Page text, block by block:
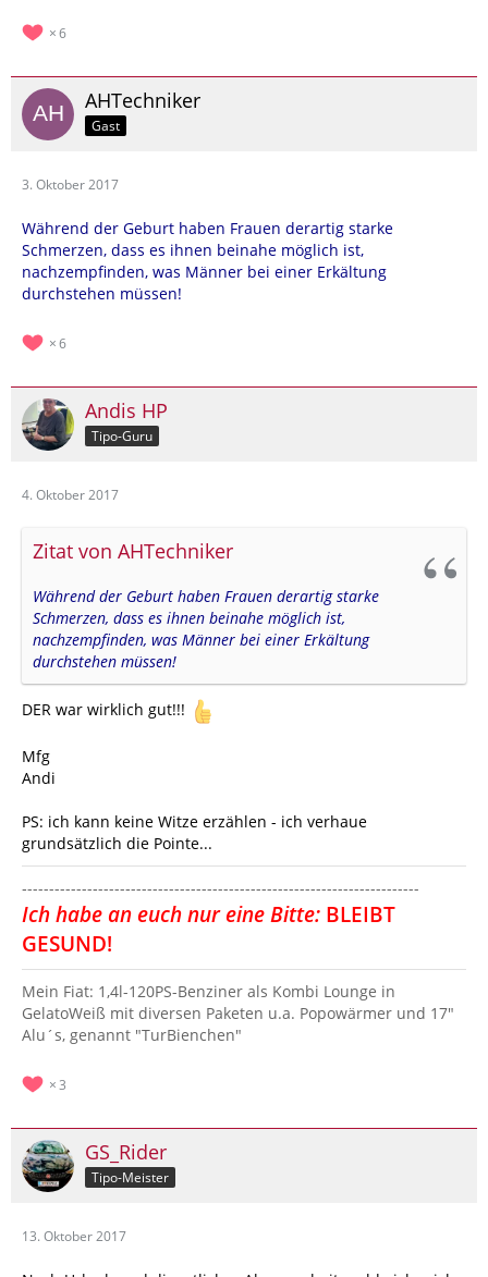
6
AHTechniker
Gast
3. Oktober 2017
Während der Geburt haben Frauen derartig starke
Schmerzen, dass es ihnen beinahe möglich ist,
nachzempfinden, was Männer bei einer Erkältung
durchstehen müssen!
6
Andis HP
Tipo-Guru
4. Oktober 2017
Zitat von AHTechniker
Während der Geburt haben Frauen derartig starke
Schmerzen, dass es ihnen beinahe möglich ist,
nachzempfinden, was Männer bei einer Erkältung
durchstehen müssen!
DER war wirklich gut!!!
Mfg
Andi
PS: ich kann keine Witze erzählen - ich verhaue
grundsätzlich die Pointe...
‐------------‐-----‐-----------------------------------------------------
Ich habe an euch nur eine Bitte: BLEIBT
GESUND!
Mein Fiat: 1,4l-120PS-Benziner als Kombi Lounge in
GelatoWeiß mit diversen Paketen u.a. Popowärmer und 17"
Alu´s, genannt "TurBienchen"
3
GS_Rider
Tipo-Meister
13. Oktober 2017